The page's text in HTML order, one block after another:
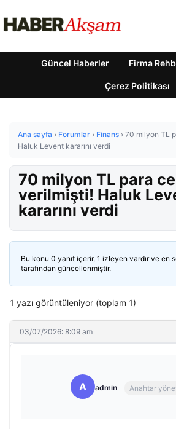
Güncel Haberler Firma
Çerez Politikası
Ana sayfa › Forumlar › Finans › 70 milyon TL
Haluk Levent kararını verdi
70 milyon TL para
verilmişti! Haluk
kararını verdi
Bu konu 0 yanıt içerir, 1 izleyen vardır ve en
tarafından güncellenmiştir.
1 yazı görüntüleniyor (toplam 1)
03/07/2026: 8:09 am
A admin Anahtar